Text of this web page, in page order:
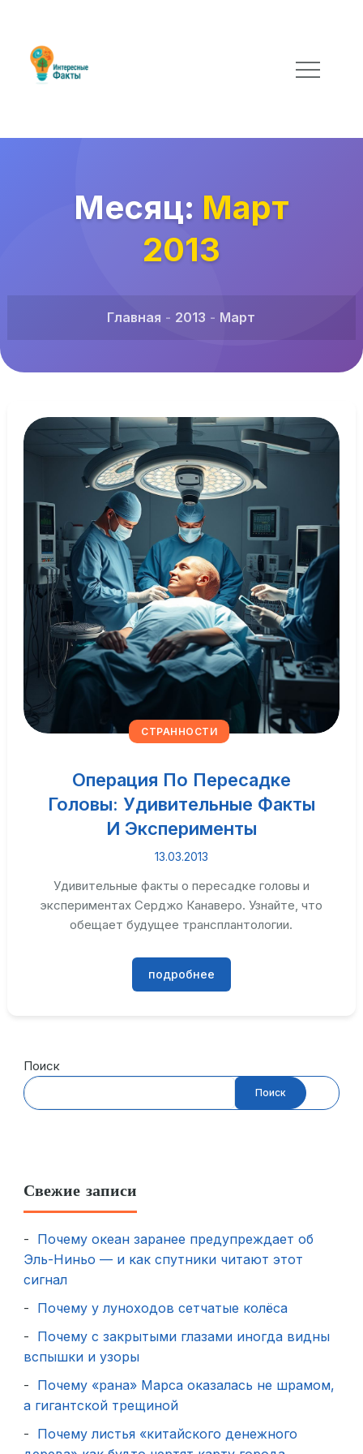
Месяц: Март
2013
Главная 2013 Март
СТРАННОСТИ
Операция По Пересадке
Головы: Удивительные Факты
И Эксперименты
13.03.2013
Удивительные факты о пересадке головы и
экспериментах Серджо Канаверо. Узнайте, что
обещает будущее трансплантологии.
подробнее
Поиск
Поиск
Свежие записи
Почему океан заранее предупреждает об
Эль-Ниньо — и как спутники читают этот
сигнал
Почему у луноходов сетчатые колёса
Почему с закрытыми глазами иногда видны
вспышки и узоры
Почему «рана» Марса оказалась не шрамом,
а гигантской трещиной
Почему листья «китайского денежного